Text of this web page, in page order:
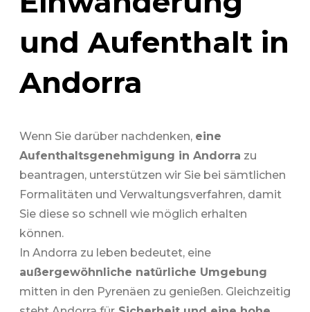
und Aufenthalt in
Andorra
Wenn Sie darüber nachdenken, eine
Aufenthaltsgenehmigung in Andorra zu
beantragen, unterstützen wir Sie bei sämtlichen
Formalitäten und Verwaltungsverfahren, damit
Sie diese so schnell wie möglich erhalten
können.
In Andorra zu leben bedeutet, eine
außergewöhnliche natürliche Umgebung
mitten in den Pyrenäen zu genießen. Gleichzeitig